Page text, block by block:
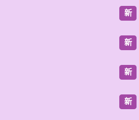
新
新
新
新